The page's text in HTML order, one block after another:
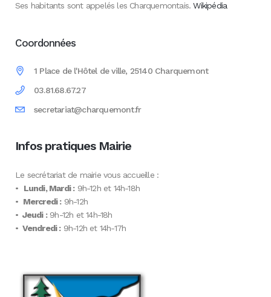
Ses habitants sont appelés les Charquemontais.Wikipédia
Coordonnées
1 Place de l'Hôtel de ville, 25140 Charquemont
03.81.68.67.27
secretariat@charquemont.fr
Infos pratiques Mairie
Le secrétariat de mairie vous accueille :
• Lundi, Mardi :9h-12h et 14h-18h
• Mercredi :9h-12h
• Jeudi :9h-12h et 14h-18h
• Vendredi :9h-12h et 14h-17h